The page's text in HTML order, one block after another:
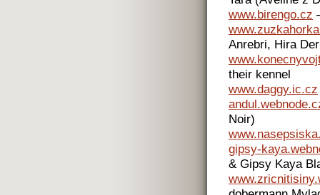
www.birengo.cz
Anrebri, Hira
their kennel
www.daggy.ic.cz
Noir)
gipsy-
& Gipsy Kaya